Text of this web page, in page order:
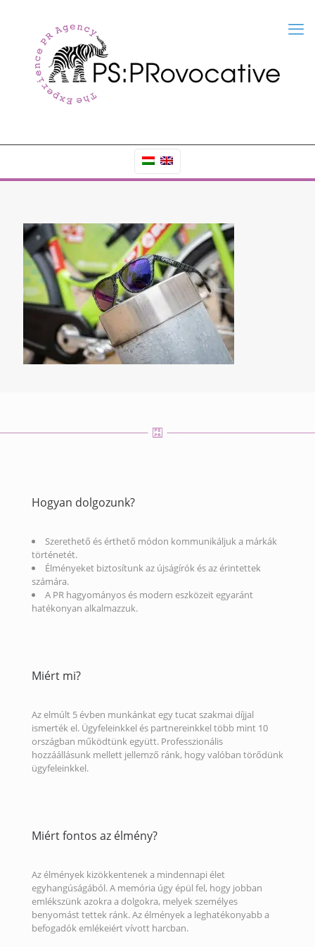
Hogyan dolgozunk?
Szerethető és érthető módon kommunikáljuk a márkák
történetét.
Élményeket biztosítunk az újságírók és az érintettek
számára.
A PR hagyományos és modern eszközeit egyaránt
hatékonyan alkalmazzuk.
Miért mi?
Az elmúlt 5 évben munkánkat egy tucat szakmai díjjal
ismerték el. Ügyfeleinkkel és partnereinkkel több mint 10
országban működtünk együtt. Professzionális
hozzáállásunk mellett jellemző ránk, hogy valóban törődünk
ügyfeleinkkel.
Miért fontos az élmény?
Az élmények kizökkentenek a mindennapi élet
egyhangúságából. A memória úgy épül fel, hogy jobban
emlékszünk azokra a dolgokra, melyek személyes
benyomást tettek ránk. Az élmények a leghatékonyabb a
befogadók emlékeiért vívott harcban.